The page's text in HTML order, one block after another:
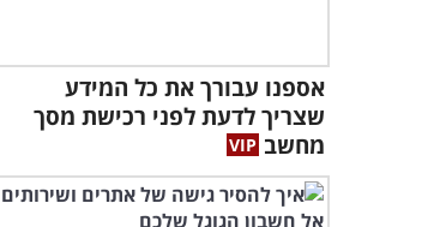
אספנו עבורך את כל המידע
שצריך לדעת לפני רכישת מסך
מחשב